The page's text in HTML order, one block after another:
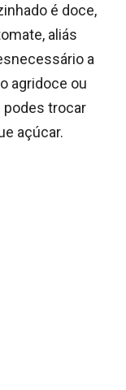
é doce,
aliás
a
agridoce ou
podes trocar
açúcar.